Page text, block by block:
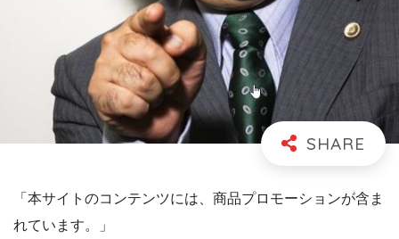
「本サイトのコンテンツには、商品プロモーションが含ま
れています。」